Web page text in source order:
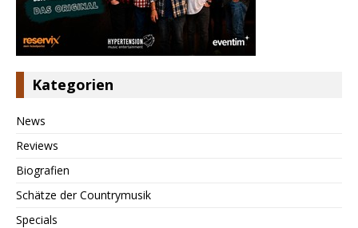
Kategorien
News
Reviews
Biografien
Schätze der Countrymusik
Specials